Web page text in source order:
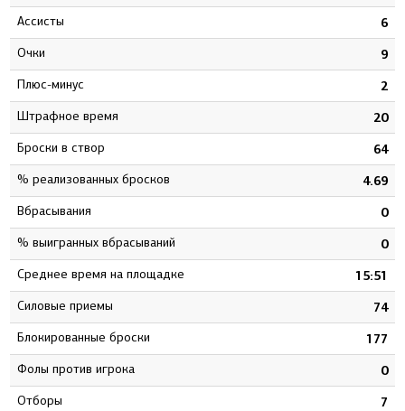
Ассисты 6
Очки 9
Плюс-минус 2
штрафное время 20
Броски в створ 64
% реализованных бросков 4.69
Вбрасывания 0
% выигранных вбрасываний 0
Среднее время на площадке 15:51
Силовые приемы 74
Блокированные броски 177
Фолы против игрока 0
Отборы 7